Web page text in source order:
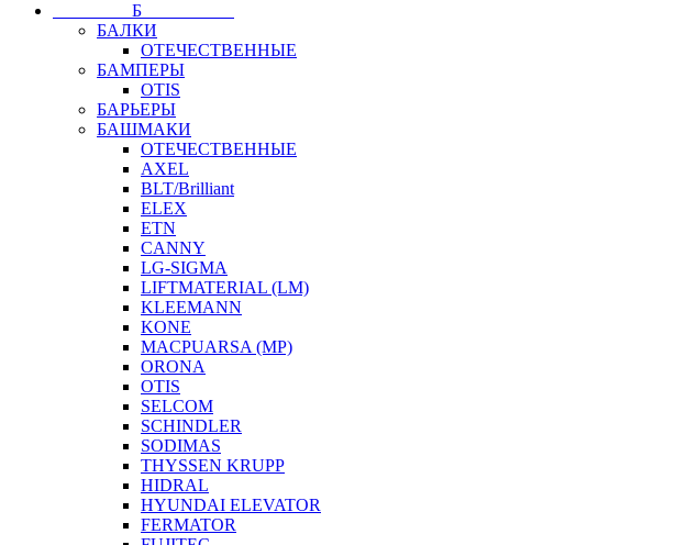
⠀⠀⠀⠀⠀⠀Б⠀⠀⠀⠀⠀⠀⠀
БАЛКИ
ОТЕЧЕСТВЕННЫЕ
БАМПЕРЫ
OTIS
БАРЬЕРЫ
БАШМАКИ
ОТЕЧЕСТВЕННЫЕ
AXEL
BLT/Brilliant
ELEX
ETN
CANNY
LG-SIGMA
LIFTMATERIAL (LM)
KLEEMANN
KONE
MACPUARSA (MP)
ORONA
OTIS
SELCOM
SCHINDLER
SODIMAS
THYSSEN KRUPP
HIDRAL
HYUNDAI ELEVATOR
FERMATOR